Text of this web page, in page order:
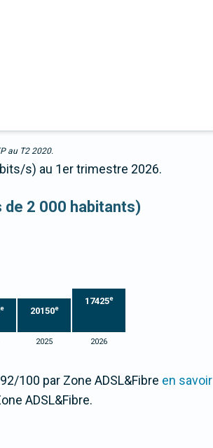
au T2 2020.
s) au 1er trimestre 2026.
de 2 000 habitants)
e 20150e
17425e
2025 2026
100 par Zone ADSL&Fibre en savoir
ADSL&Fibre.